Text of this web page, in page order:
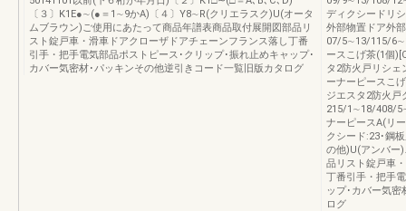
〔３〕K1E●∼(●＝1∼9かA)〔４〕Y8∼R(クリエラスク)U(オータ
ムブラウン)ご使用にあたって商品年譜表商品取付展開図部品リ
スト錠戸車・滑車ドアクローザドアチェーンフランス落し丁番
引手・把手電気部品ポストピース･クリップ･振れ止めキャップ･
カバー気密材･パッキンその他逆引きコード一覧旧版カタログ
ディクシードリ
外部物置ドア外
07/5∼13/115/
ースこげ茶(1個
タ2防火戸リシ
ーナーピースこ
ジエスタ2防火戸
215/1∼18/408/
ナーピースA(リ
クシード:23･鋼
の他)U(アンバー
品リスト錠戸車
丁番引手・把手
ップ･カバー気
ログ